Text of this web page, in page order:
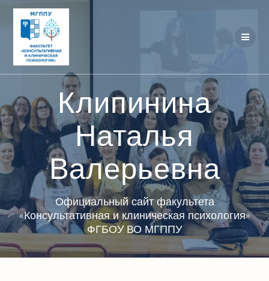
Клипинина
Наталья
Валерьевна
Официальный сайт факультета
«Консультативная и клиническая психология»
ФГБОУ ВО МГППУ